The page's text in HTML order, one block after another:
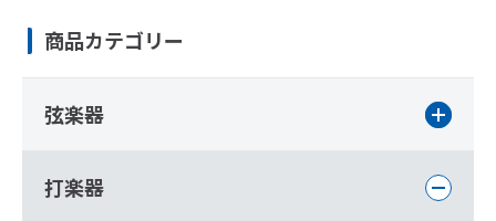
商品カテゴリー
弦楽器
打楽器